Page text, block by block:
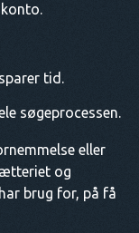
tid.
søgeprocessen.
eller
og
brug for, på få